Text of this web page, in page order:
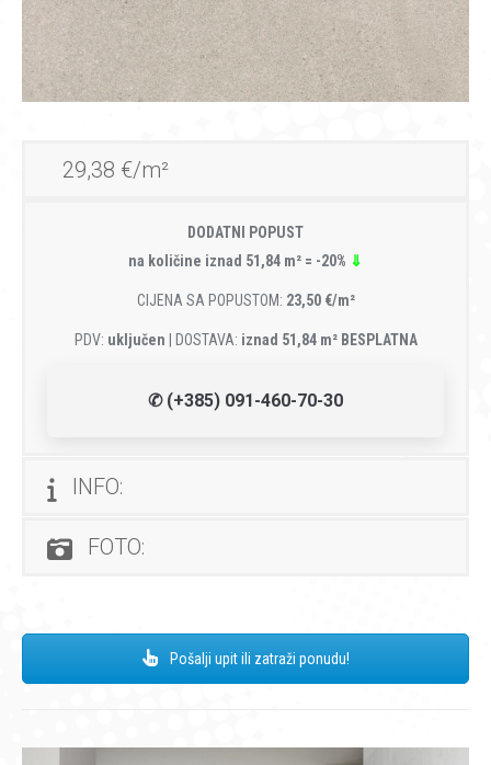
29,38 €/m²
DODATNI POPUST
na količine iznad 51,84 m² = -20% ⇓
CIJENA SA POPUSTOM: 23,50 €/m²
PDV: uključen | DOSTAVA: iznad 51,84 m² BESPLATNA
✆ (+385) 091-460-70-30
INFO:
FOTO:
Pošalji upit ili zatraži ponudu!